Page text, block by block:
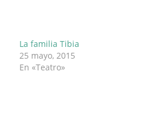
La familia Tibia
25 mayo, 2015
En «Teatro»